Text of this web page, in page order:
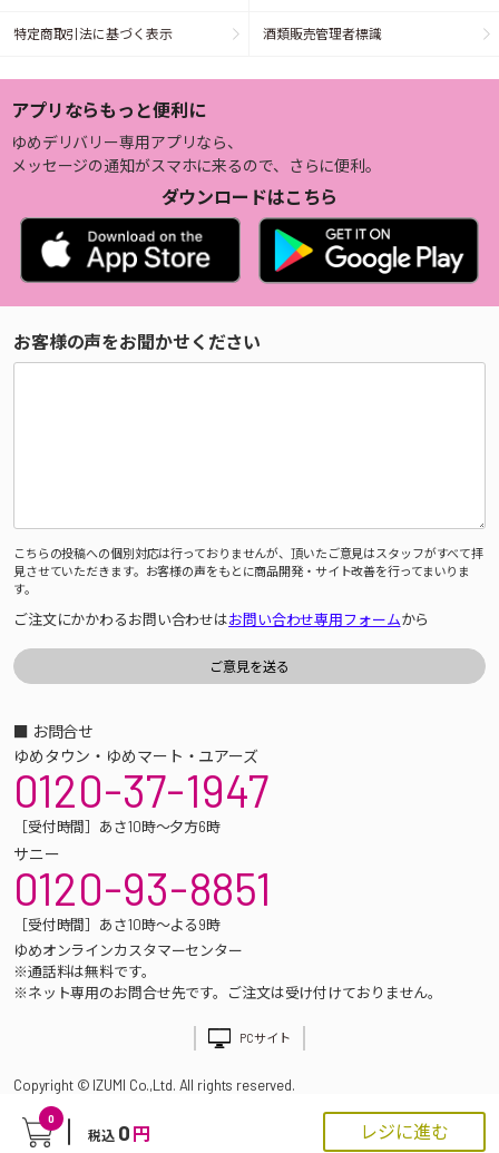
0
税込 0 円 レジに進む
特定商取引法に基づく表示 酒類販売管理者標識
アプリならもっと便利に
ゆめデリバリー専用アプリなら、
メッセージの通知がスマホに来るので、さらに便利。
ダウンロードはこちら
お客様の声をお聞かせください
こちらの投稿への個別対応は行っておりませんが、頂いたご意見はスタッフがすべて拝
見させていただきます。お客様の声をもとに商品開発・サイト改善を行ってまいりま
す。
ご注文にかかわるお問い合わせはお問い合わせ専用フォームから
■ お問合せ
ゆめタウン・ゆめマート・ユアーズ
0120-37-1947
［受付時間］あさ10時～夕方6時
サニー
0120-93-8851
［受付時間］あさ10時～よる9時
ゆめオンラインカスタマーセンター
※通話料は無料です。
※ネット専用のお問合せ先です。ご注文は受け付けておりません。
PCサイト
Copyright © IZUMI Co.,Ltd. All rights reserved.